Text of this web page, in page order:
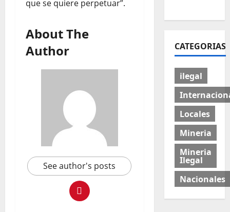
que se quiere perpetuar”.
About The
Author
See author's posts
CATEGORIAS
ilegal
Locales
Mineria
Mineria
Ilegal
Nacionales